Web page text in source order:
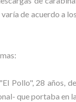
de acuerdo a
"El Pollo", 28 años,
que portaba